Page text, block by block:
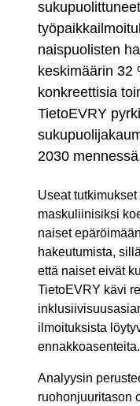
naispuolisten
keskimäärin 32
konkreettisia
TietoEVRY
2030
Useat
maskuliinisiksi
naiset
hakeutumista,
että naiset eivät
TietoEVRY kävi
ilmoituksista
ennakkoasenteita.
Analyysin
ruohonjuuritason